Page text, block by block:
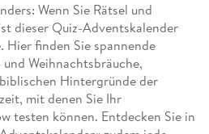
Wenn Sie Rätsel und
dieser Quiz-Adventskalender
Hier finden Sie spannende
Weihnachtsbräuche,
Hintergründe der
mit denen Sie Ihr
testen können. Entdecken Sie in